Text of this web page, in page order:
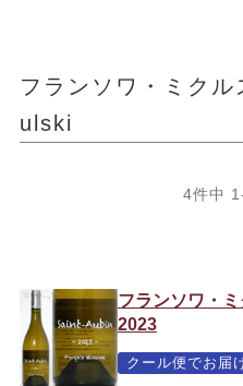
フランソワ・ミク
ulski
4件中 1
フランソワ・
2023
クール便でお届